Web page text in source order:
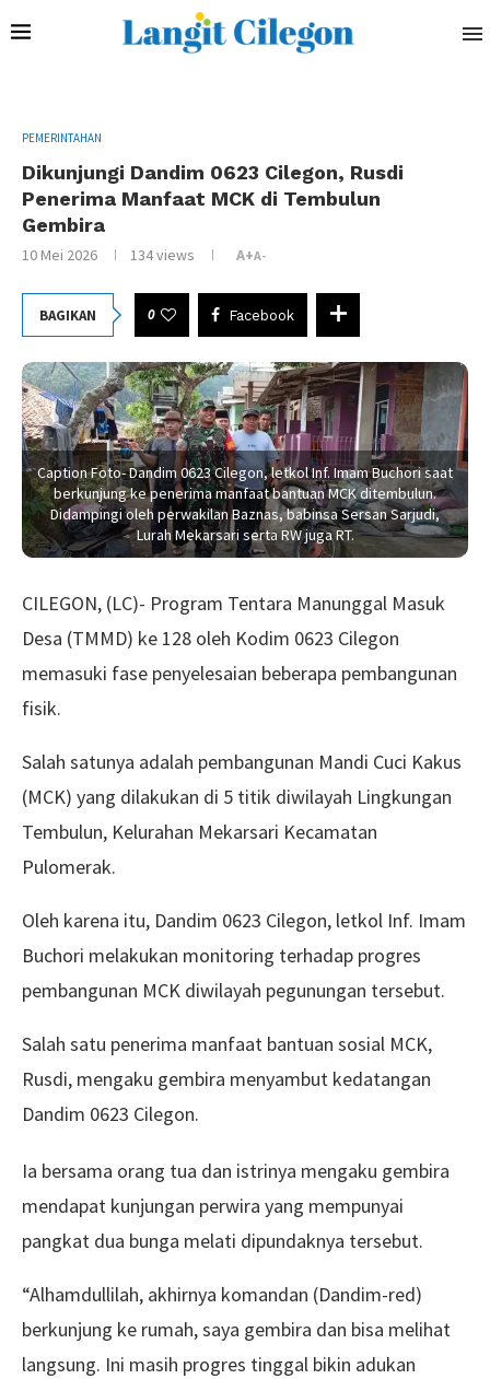
PEMERINTAHAN
Dikunjungi Dandim 0623 Cilegon, Rusdi
Penerima Manfaat MCK di Tembulun
Gembira
10 Mei 2026 134views A+A-
BAGIKAN 0 Facebook
Caption Foto- Dandim 0623 Cilegon, letkol Inf. Imam Buchori saat
berkunjung ke penerima manfaat bantuan MCK ditembulun.
Didampingi oleh perwakilan Baznas, babinsa Sersan Sarjudi,
Lurah Mekarsari serta RW juga RT.
CILEGON, (LC)- Program Tentara Manunggal Masuk
Desa (TMMD) ke 128 oleh Kodim 0623 Cilegon
memasuki fase penyelesaian beberapa pembangunan
fisik.
Salah satunya adalah pembangunan Mandi Cuci Kakus
(MCK) yang dilakukan di 5 titik diwilayah Lingkungan
Tembulun, Kelurahan Mekarsari Kecamatan
Pulomerak.
Oleh karena itu, Dandim 0623 Cilegon, letkol Inf. Imam
Buchori melakukan monitoring terhadap progres
pembangunan MCK diwilayah pegunungan tersebut.
Salah satu penerima manfaat bantuan sosial MCK,
Rusdi, mengaku gembira menyambut kedatangan
Dandim 0623 Cilegon.
Ia bersama orang tua dan istrinya mengaku gembira
mendapat kunjungan perwira yang mempunyai
pangkat dua bunga melati dipundaknya tersebut.
“Alhamdullilah, akhirnya komandan (Dandim-red)
berkunjung ke rumah, saya gembira dan bisa melihat
langsung. Ini masih progres tinggal bikin adukan